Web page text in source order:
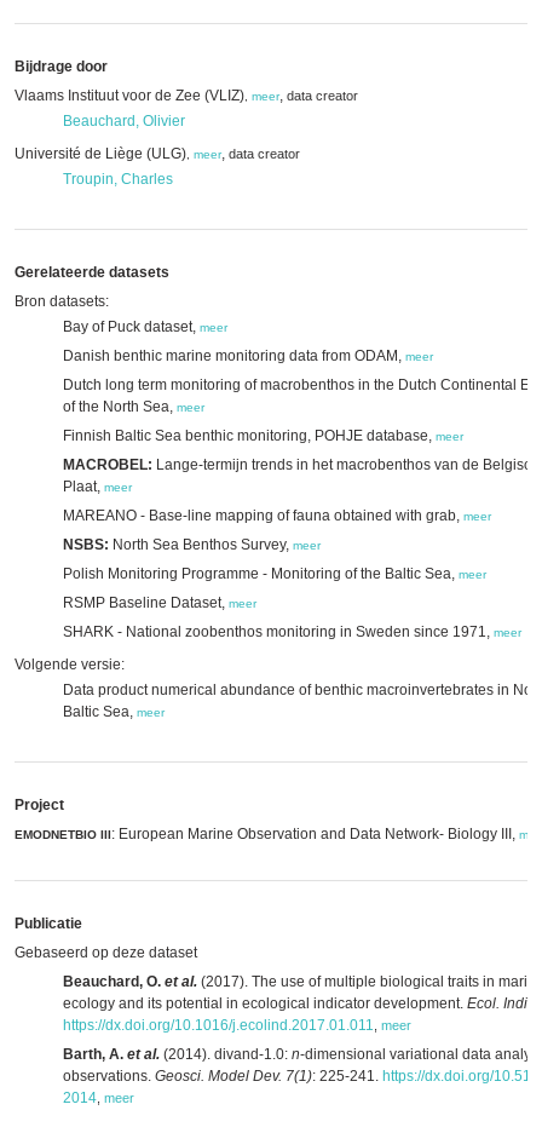
Bijdrage door
Vlaams Instituut voor de Zee (VLIZ) meer, data creator
Beauchard, Olivier
Université de Liège (ULG) meer, data creator
Troupin, Charles
Gerelateerde datasets
Bron datasets:
Bay of Puck dataset, meer
Danish benthic marine monitoring data from ODAM, meer
Dutch long term monitoring of macrobenthos in the Dutch Continental
of the North Sea, meer
Finnish Baltic Sea benthic monitoring, POHJE database, meer
MACROBEL: Lange-termijn trends in het macrobenthos van de
Plaat, meer
MAREANO - Base-line mapping of fauna obtained with grab, meer
NSBS: North Sea Benthos Survey, meer
Polish Monitoring Programme - Monitoring of the Baltic Sea, meer
RSMP Baseline Dataset, meer
SHARK - National zoobenthos monitoring in Sweden since 1971, meer
Volgende versie:
Data product numerical abundance of benthic macroinvertebrates in
Baltic Sea, meer
Project
EMODNETBIO III: European Marine Observation and Data Network- Biology III,
Publicatie
Gebaseerd op deze dataset
Beauchard, O. et al. (2017). The use of multiple biological traits in
ecology and its potential in ecological indicator development. Ecol. Indic.
https://dx.doi.org/10.1016/j.ecolind.2017.01.011 meer
Barth, A. et al. (2014). divand-1.0: n-dimensional variational data
observations. Geosci. Model Dev. 7(1): 225-241. https://dx.doi.org/
2014 meer